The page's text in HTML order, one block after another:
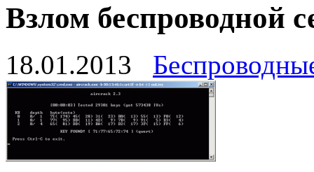
Взлом беспроводной
18.01.2013